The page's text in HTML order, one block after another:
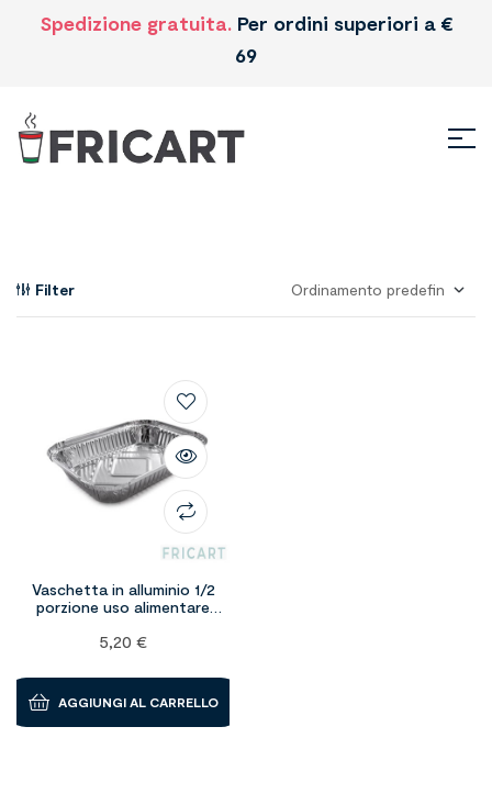
Spedizione gratuita. Per ordini superiori a €
69
Filter
Vaschetta in alluminio 1/2
porzione uso alimentare
5,20 €
AGGIUNGI AL CARRELLO